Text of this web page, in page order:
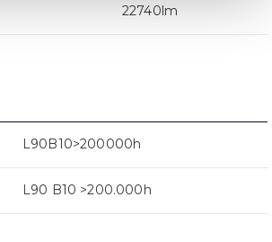
22740lm
L90B10>200000h
L90 B10 >200.000h